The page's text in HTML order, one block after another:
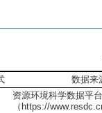
数据来
资源环境科学数据平台
（ https://